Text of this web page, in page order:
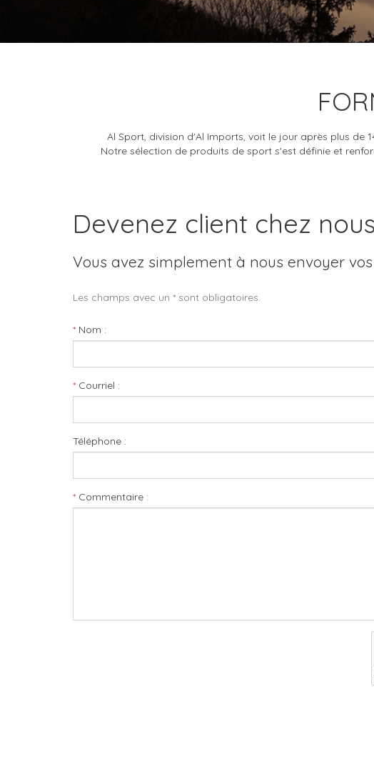
Al Sport, division d'Al Imports, voit le jour après plus
Notre sélection de produits de sport s'est définie et
Devenez client chez
Vous avez simplement à nous envoyer
Les champs avec un * sont obligatoires.
Nom
Courriel
Téléphone
Commentaire